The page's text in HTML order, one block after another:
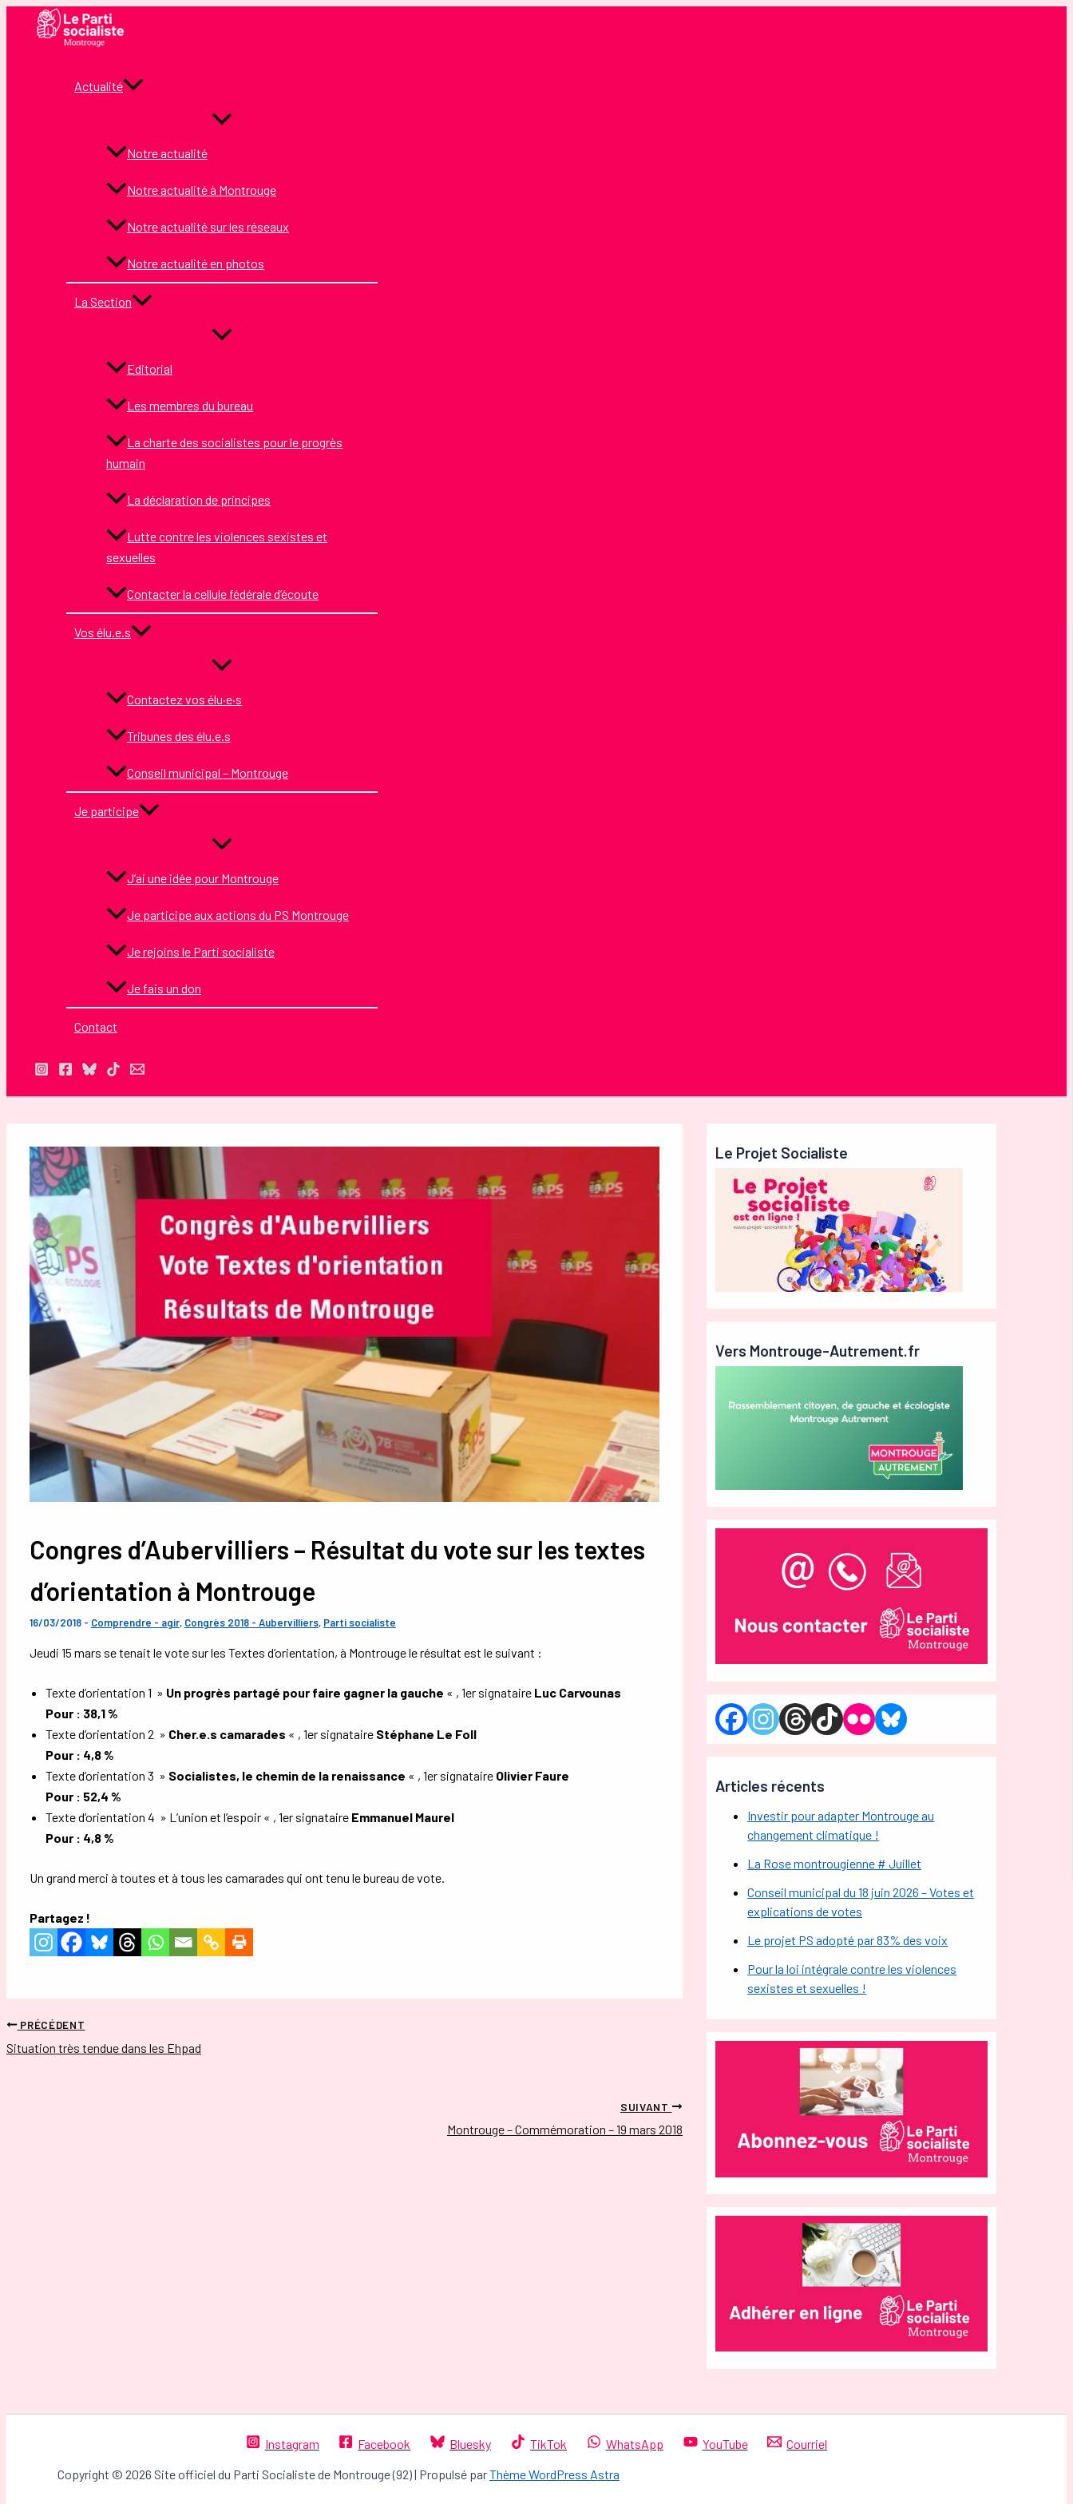
Actualité
Notre actualité
Notre actualité à Montrouge
Notre actualité sur les réseaux
Notre actualité en photos
La Section
Editorial
Les membres du bureau
La charte des socialistes pour le progrès
humain
La déclaration de principes
Lutte contre les violences sexistes et
sexuelles
Contacter la cellule fédérale d’écoute
Vos élu.e.s
Contactez vos élu·e·s
Tribunes des élu.e.s
Conseil municipal – Montrouge
Je participe
J’ai une idée pour Montrouge
Je participe aux actions du PS Montrouge
Je rejoins le Parti socialiste
Je fais un don
Contact
Congres d’Aubervilliers – Résultat du vote sur les textes
d’orientation à Montrouge
16/03/2018 - Comprendre - agir, Congrès 2018 - Aubervilliers, Parti socialiste
Jeudi 15 mars se tenait le vote sur les Textes d’orientation, à Montrouge le résultat est le suivant :
Texte d’orientation 1 » Un progrès partagé pour faire gagner la gauche « , 1er signataire Luc Carvounas
Pour : 38,1 %
Texte d’orientation 2 » Cher.e.s camarades « , 1er signataire Stéphane Le Foll
Pour : 4,8 %
Texte d’orientation 3 » Socialistes, le chemin de la renaissance « , 1er signataireOlivier Faure
Pour : 52,4 %
Texte d’orientation 4 » L’union et l’espoir « , 1er signataire Emmanuel Maurel
Pour : 4,8 %
Un grand merci à toutes et à tous les camarades qui ont tenu lebureau de vote.
Partagez !
PRÉCÉDENT
Situation très tendue dans les Ehpad
SUIVANT
Montrouge – Commémoration – 19 mars 2018
Le Projet Socialiste
Vers Montrouge-Autrement.fr
Articles récents
Investir pour adapter Montrouge au
changement climatique !
La Rose montrougienne # Juillet
Conseil municipal du 18 juin 2026 – Votes et
explications de votes
Le projet PS adopté par 83% des voix
Pour la loi intégrale contre les violences
sexistes et sexuelles !
Instagram Facebook Bluesky TikTok WhatsApp YouTube Courriel
Copyright © 2026 Site officiel du Parti Socialiste de Montrouge (92) | Propulsé parThème WordPress Astra